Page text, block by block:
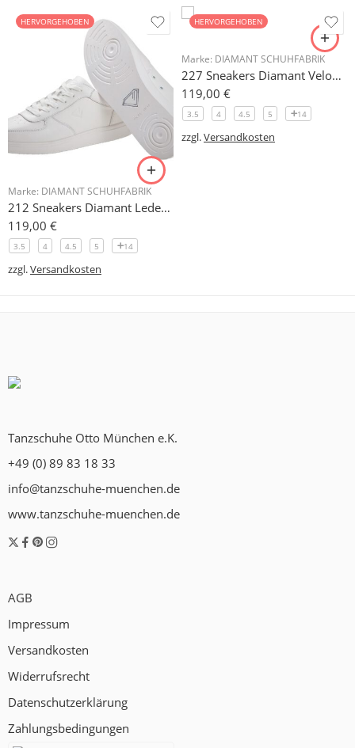
HERVORGEHOBEN
Marke: DIAMANT SCHUHFABRIK
212 Sneakers Diamant Leder weiss, drehfreudige Kunststoffsohle
119,00 €
3.5 4 4.5 5 14
zzgl.Versandkosten
HERVORGEHOBEN
Marke: DIAMANT SCHUHFABRIK
227 Sneakers Diamant Veloursleder hellgrau, drehfreudige Kunststoffsohle
119,00 €
3.5 4 4.5 5 14
zzgl.Versandkosten
Tanzschuhe Otto München e.K.
+49 (0) 89 83 18 33
info@tanzschuhe-muenchen.de
www.tanzschuhe-muenchen.de
AGB
Impressum
Versandkosten
Widerrufsrecht
Datenschutzerklärung
Zahlungsbedingungen